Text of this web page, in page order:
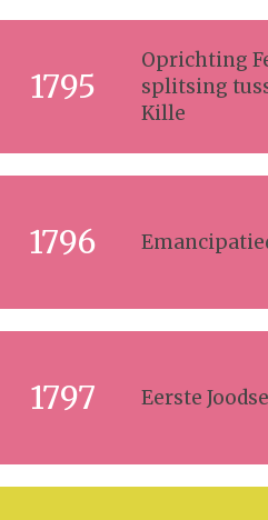
1795
Oprichting
splitsing
Kille
1796
1797 Eerste